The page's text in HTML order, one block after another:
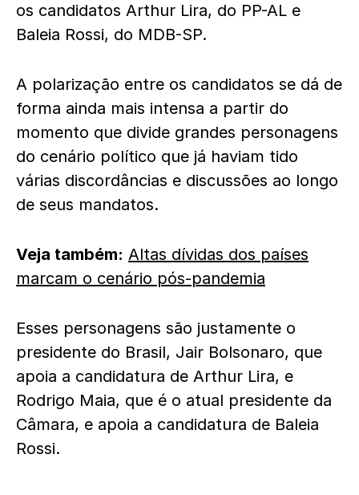
os candidatos Arthur Lira, do PP-AL e
Baleia Rossi, do MDB-SP.
A polarização entre os candidatos se dá de
forma ainda mais intensa a partir do
momento que divide grandes personagens
do cenário político que já haviam tido
várias discordâncias e discussões ao longo
de seus mandatos.
Veja também: Altas dívidas dos países
marcam o cenário pós-pandemia
Esses personagens são justamente o
presidente do Brasil, Jair Bolsonaro, que
apoia a candidatura de Arthur Lira, e
Rodrigo Maia, que é o atual presidente da
Câmara, e apoia a candidatura de Baleia
Rossi.